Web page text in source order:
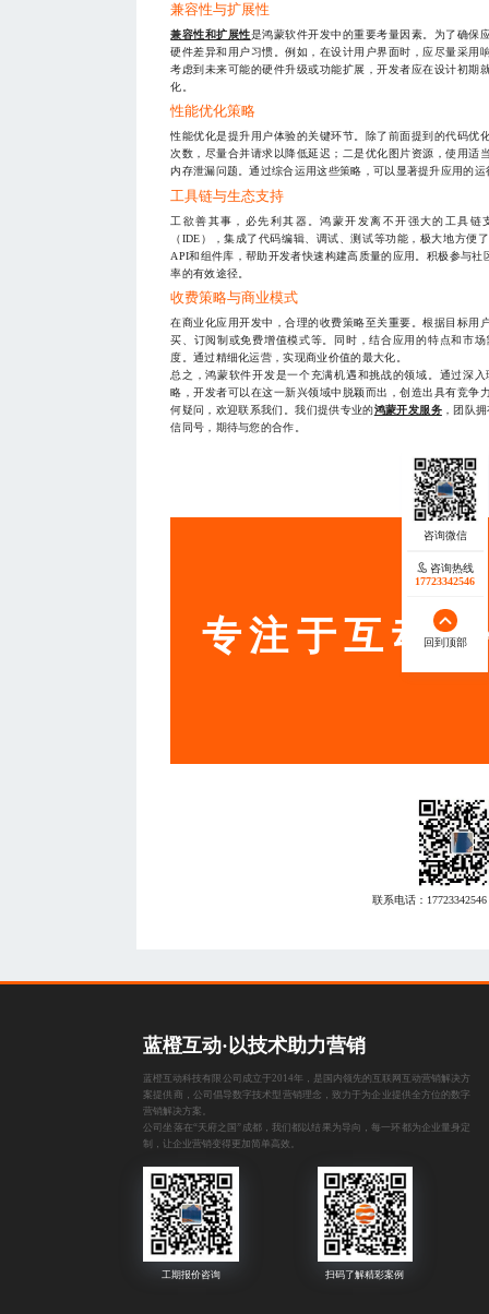
兼容性与扩展性
兼容性和扩展性是鸿蒙软件开发中的重要考量因素。为了确保
硬件差异和用户习惯。例如，在设计用户界面时，应尽量采用
考虑到未来可能的硬件升级或功能扩展，开发者应在设计初期
化。
性能优化策略
性能优化是提升用户体验的关键环节。除了前面提到的代码优
次数，尽量合并请求以降低延迟；二是优化图片资源，使用适
内存泄漏问题。通过综合运用这些策略，可以显著提升应用的
工具链与生态支持
工欲善其事，必先利其器。鸿蒙开发离不开强大的工具链
（IDE），集成了代码编辑、调试、测试等功能，极大地方便
API和组件库，帮助开发者快速构建高质量的应用。积极参与
率的有效途径。
收费策略与商业模式
在商业化应用开发中，合理的收费策略至关重要。根据目标用
买、订阅制或免费增值模式等。同时，结合应用的特点和市
度。通过精细化运营，实现商业价值的最大化。
总之，鸿蒙软件开发是一个充满机遇和挑战的领域。通过深
略，开发者可以在这一新兴领域中脱颖而出，创造出具有竞争
何疑问，欢迎联系我们。我们提供专业的鸿蒙开发服务，团队拥
信同号，期待与您的合作。
— THE
服务
专注于互动
联系电话： 17723342546
咨询热线
17723342546
回到顶部
蓝橙互动·以技术助力营销
蓝橙互动科技有限公司成立于2014年，是国内领先的互联网互动营销解决方
案提供商，公司倡导数字技术型营销理念，致力于为企业提供全方位的数字
营销解决方案。
公司坐落在“天府之国”成都，我们都以结果为导向，每一环都为企业量身定
制，让企业营销变得更加简单高效。